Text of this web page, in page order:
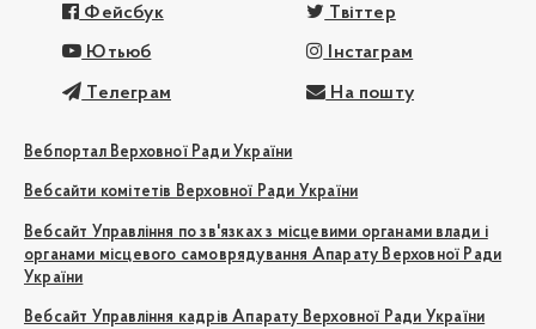
Фейсбук Твіттер
Ютьюб Інстаграм
Телеграм На пошту
Вебпортал Верховної Ради України
Вебсайти комітетів Верховної Ради України
Вебсайт Управління по зв'язках з місцевими органами влади і
органами місцевого самоврядування Апарату Верховної Ради
України
Вебсайт Управління кадрів Апарату Верховної Ради України